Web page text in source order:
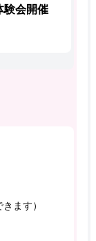
験会開催
ます）